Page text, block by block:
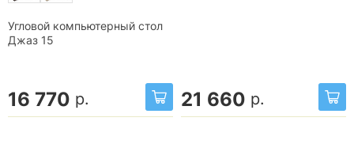
Угловой компьютерный стол
Джаз 15
16 770 р. 21 660 р.